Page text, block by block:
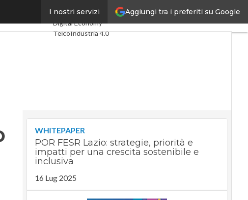
Aggiungi tra i preferiti su Google
I nostri servizi
europee? Ultimi articoli
Digital Economy
TelcoIndustria 4.0
WHITEPAPER
POR FESR Lazio: strategie, priorità e
impatti per una crescita sostenibile e
inclusiva
16 Lug 2025